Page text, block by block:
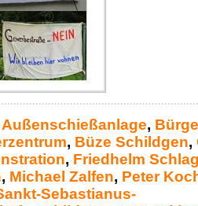
Außenschießanlage,
, Büze Schildgen,
, Friedhelm
, Michael Zalfen, Peter
Sebastianus-